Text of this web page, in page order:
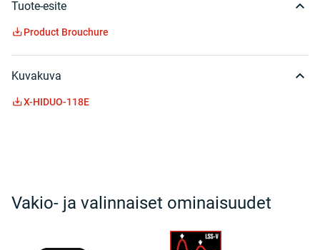
Tuote-esite
Product Brouchure
Kuvakuva
X-HIDUO-118E
Vakio- ja valinnaiset ominaisuudet